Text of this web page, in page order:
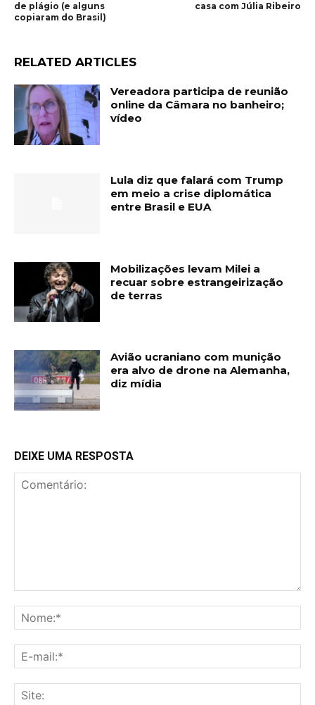
de plágio (e alguns
copiaram do Brasil)
casa com Júlia Ribeiro
RELATED ARTICLES
Vereadora participa de reunião
online da Câmara no banheiro;
vídeo
Lula diz que falará com Trump
em meio a crise diplomática
entre Brasil e EUA
Mobilizações levam Milei a
recuar sobre estrangeirização
de terras
Avião ucraniano com munição
era alvo de drone na Alemanha,
diz mídia
DEIXE UMA RESPOSTA